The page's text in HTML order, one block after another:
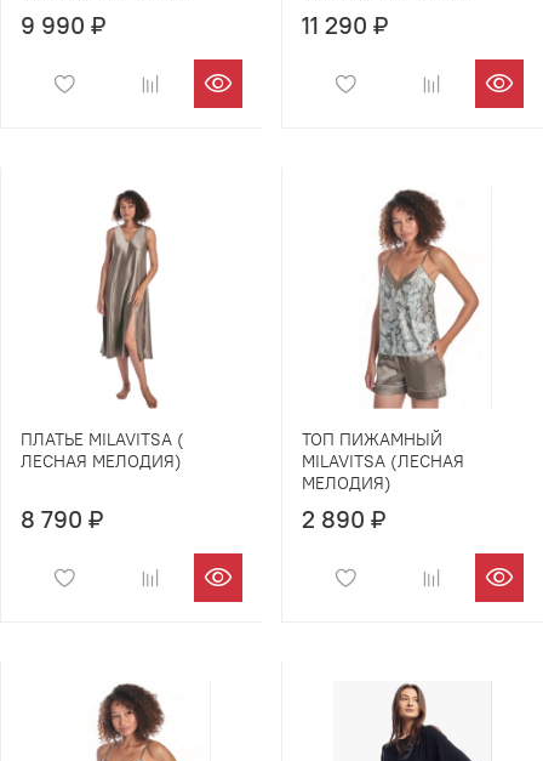
9 990 ₽ 11 290 ₽
ПЛАТЬЕ MILAVITSA (
ЛЕСНАЯ МЕЛОДИЯ)
8 790 ₽
ТОП ПИЖАМНЫЙ
MILAVITSA (ЛЕСНАЯ
МЕЛОДИЯ)
2 890 ₽